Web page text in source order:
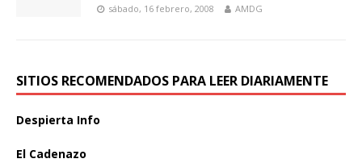
sábado, 16 febrero, 2008 AMDG
SITIOS RECOMENDADOS PARA LEER DIARIAMENTE
Despierta Info
El Cadenazo